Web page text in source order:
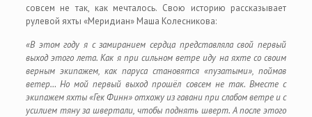
совсем не так, как мечталось. Свою историю рассказывает
рулевой яхты «Меридиан» Маша Колесникова:
«В этом году я с замиранием сердца представляла свой первый
выход этого лета. Как я при сильном ветре иду на яхте со своим
верным экипажем, как паруса становятся «пузатыми», поймав
ветер… Но мой первый выход прошёл совсем не так. Вместе с
экипажем яхты «Гек Финн» отхожу из гавани при слабом ветре и с
усилием тяну за швертали, чтобы поднять шверт. А после этого